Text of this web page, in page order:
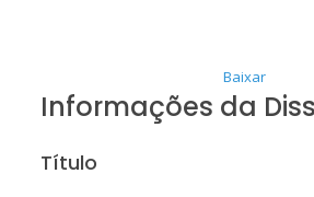
Baixar
Informações da
Título